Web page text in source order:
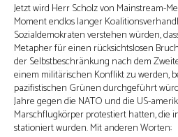
Jetzt wird Herr Scholz von Mainstream-
Moment endlos langer
Sozialdemokraten verstehen würden,
Metapher für einen rücksichtslosen
der Selbstbeschränkung nach dem
einem militärischen Konflikt zu werden,
pazifistischen Grünen durchgeführt
Jahre gegen die NATO und die US-
Marschflugkörper protestiert hatten, die
stationiert wurden. Mit anderen Worten: